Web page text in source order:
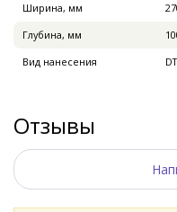
Ширина, мм
Глубина, мм
Вид нанесения
Отзывы